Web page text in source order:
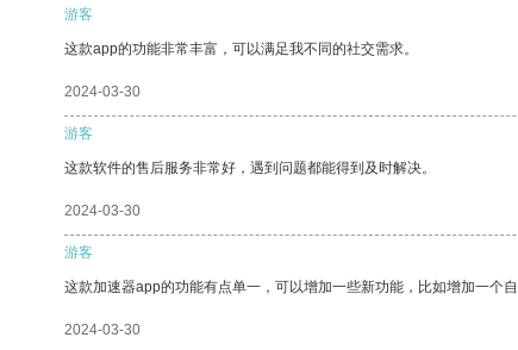
游客
这款app的功能非常丰富，可以满足我不同的社交需求。
2024-03-30
游客
这款软件的售后服务非常好，遇到问题都能得到及时解决。
2024-03-30
游客
这款加速器app的功能有点单一，可以增加一些新功能，比如增加一个自
2024-03-30